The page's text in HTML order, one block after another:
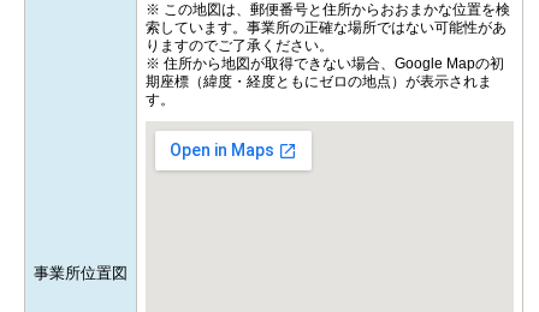
事業所位置図
※ この地図は、郵便番号と住所からおおまかな位置を検
索しています。事業所の正確な場所ではない可能性があ
りますのでご了承ください。
※ 住所から地図が取得できない場合、Google Mapの初
期座標（緯度・経度ともにゼロの地点）が表示されま
す。